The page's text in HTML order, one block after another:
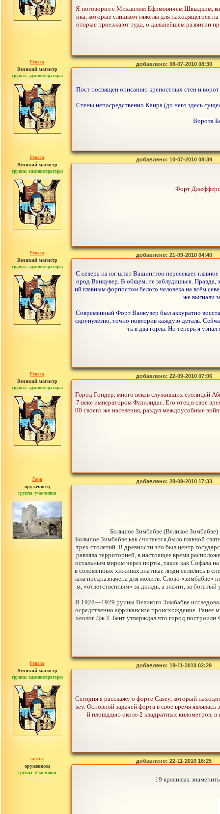
Я поговорил с Михаилом Ефимовичем Швыдким,
ика, которые слишком тяжелы для находящегося
оторые приезжают туда, о дальнейшем развитии
Рената
Великий магистр
группа: администраторы
сообщений: 30442
добавлено: 08-07-2010 08:30
Пост посвящен описанию крепостных стен и
Стены непосредственно Каира (до него здесь
Ворота
Рената
Великий магистр
группа: администраторы
сообщений: 30442
добавлено: 10-07-2010 08:39
Форт
Рената
Великий магистр
группа: администраторы
сообщений: 30442
добавлено: 21-09-2010 04:40
С севера на юг штат Вашингтон пересекает
ород Ванкувер. В общем, не заблудишься. Правда,
ий главным форпостом белого человека на всём
же выгнали
Современный Форт Ванкувер был аккуратно
скрупулёзно, точно повторив каждую деталь.
ть в два горла. Но теперь я
Рената
Великий магистр
группа: администраторы
сообщений: 30442
добавлено: 22-09-2010 07:06
Город Гондер, много веков служивших столицей
7 веке императором Фазилидас. Его отец в свое
00 своего же населения, раздул междоусобные
Горн
оруженосец
группа: участники
сообщений: 10
добавлено: 28-09-2010 17:33
Большое Зимбабве (Великое
Большое Зимбабве,как считается,было главной
трех столетий. В древности это был центр
равляла территорией, в настоящее время
остальным миром через порты, такие как Софала
в соломенных хижинах,знатные люди селились в
ыла предназначена для молитв. Слово
м, «ответственным» за дождь, а значит, за
В 1928—1929 руины Великого Зимбабве
осредственно африканское происхождение. Ранее
хеолог Дж.Т. Бент утверждал,что город
Рената
Великий магистр
группа: администраторы
сообщений: 30442
добавлено: 18-11-2010 02:29
Сегодня я расскажу о форте Casey, который
sey. Основной задачей форта в свое время
й площадью около 2 квадратных километров, в
sansiro
оруженосец
группа: участники
сообщений: 24
добавлено: 22-11-2010 16:25
19 красивых